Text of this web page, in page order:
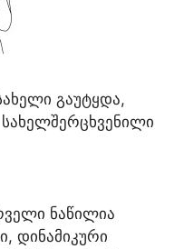
გაუტყდა,
ნაწილია
დინამიკური